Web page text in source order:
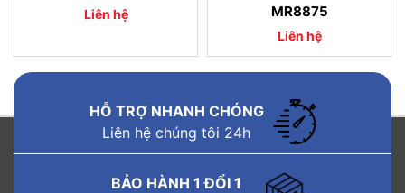
Liên hệ
MR8875
Liên hệ
HỖ TRỢ NHANH CHÓNG
Liên hệ chúng tôi 24h
BẢO HÀNH 1 ĐỔI 1